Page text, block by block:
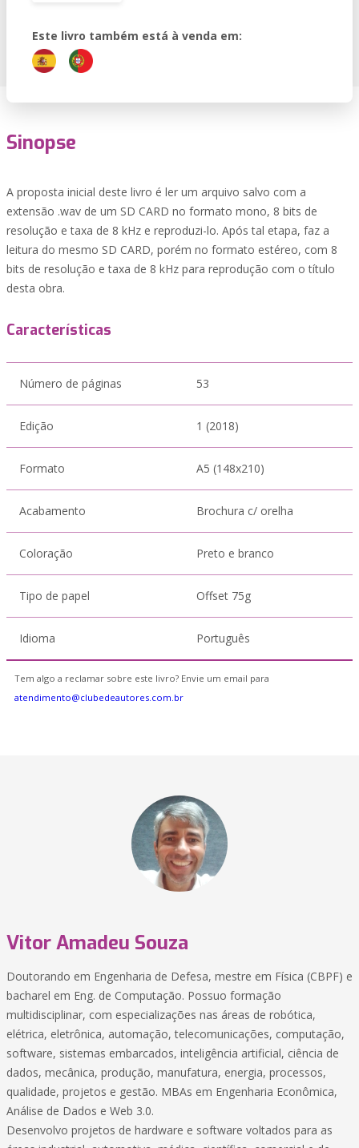
Este livro também está à venda em:
Sinopse
A proposta inicial deste livro é ler um arquivo salvo com a
extensão .wav de um SD CARD no formato mono, 8 bits de
resolução e taxa de 8 kHz e reproduzi-lo. Após tal etapa, faz a
leitura do mesmo SD CARD, porém no formato estéreo, com 8
bits de resolução e taxa de 8 kHz para reprodução com o título
desta obra.
Características
Número de páginas 53
Edição 1 (2018)
Formato A5 (148x210)
Acabamento Brochura c/ orelha
Coloração Preto e branco
Tipo de papel Offset 75g
Idioma Português
Tem algo a reclamar sobre este livro? Envie um email para
atendimento@clubedeautores.com.br
Vitor Amadeu Souza
Doutorando em Engenharia de Defesa, mestre em Física (CBPF) e
bacharel em Eng. de Computação. Possuo formação
multidisciplinar, com especializações nas áreas de robótica,
elétrica, eletrônica, automação, telecomunicações, computação,
software, sistemas embarcados, inteligência artificial, ciência de
dados, mecânica, produção, manufatura, energia, processos,
qualidade, projetos e gestão. MBAs em Engenharia Econômica,
Análise de Dados e Web 3.0.
Desenvolvo projetos de hardware e software voltados para as